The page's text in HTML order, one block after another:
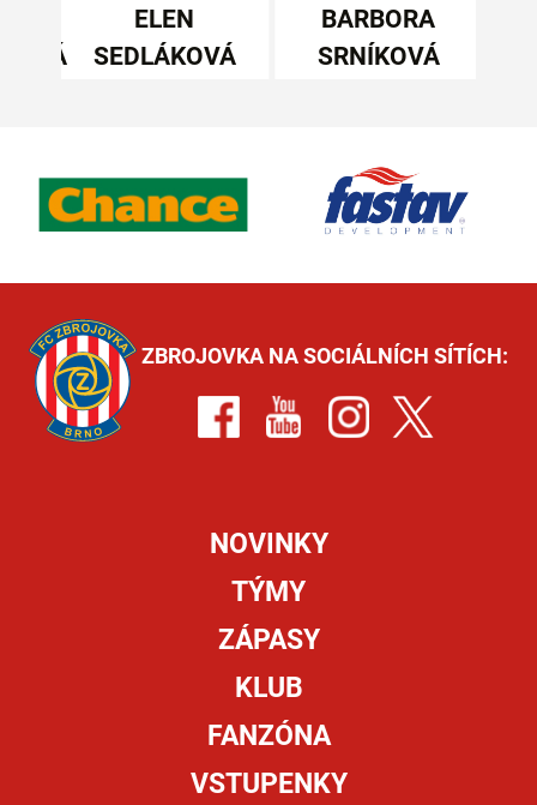
ELEN
SEDLÁKOVÁ
BARBORA
SRNÍKOVÁ
ZBROJOVKA NA SOCIÁLNÍCH SÍTÍCH:
NOVINKY
TÝMY
ZÁPASY
KLUB
FANZÓNA
VSTUPENKY